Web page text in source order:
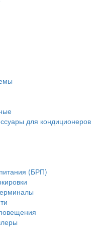
для кондиционеров
(БРП)